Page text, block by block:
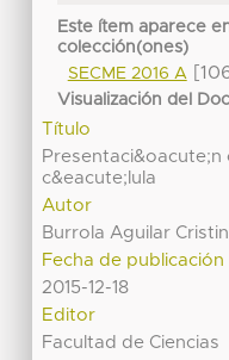
Este ítem aparece
colección(ones)
SECME 2016 A
Visualización del
Título
Presentaci&oacute;n
c&eacute;lula
Autor
Burrola Aguilar
Fecha de publicación
2015-12-18
Editor
Facultad de Ciencias